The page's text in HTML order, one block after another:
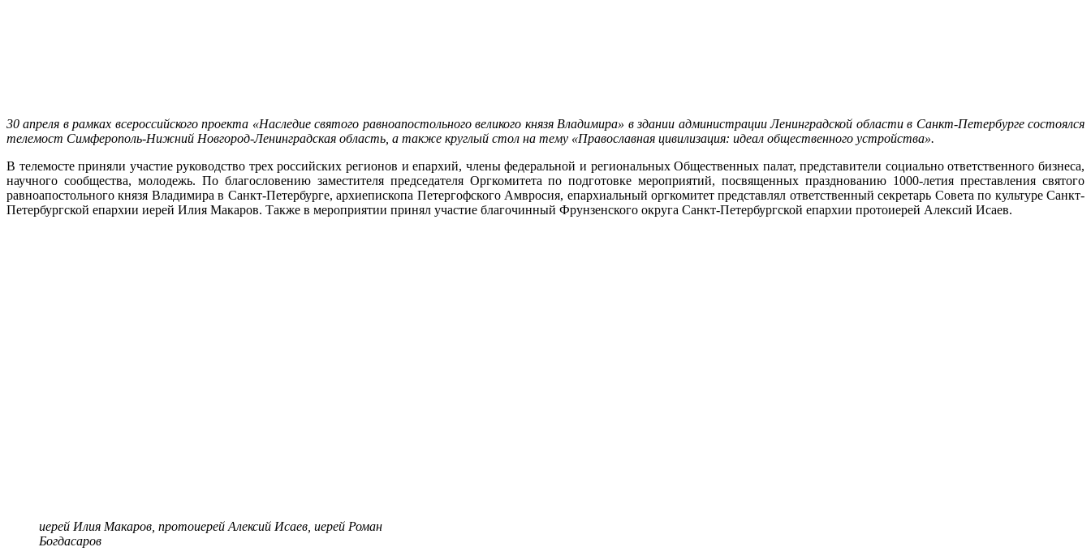
30 апреля в рамках всероссийского проекта «Наследие святого равноапостольного великого князя Владимира» в здании администрации Ленинградской области в Санкт-Петербурге состоялся
телемост Симферополь-Нижний Новгород-Ленинградская область, а также круглый стол на тему «Православная цивилизация: идеал общественного устройства».
В телемосте приняли участие руководство трех российских регионов и епархий, члены федеральной и региональных Общественных палат, представители социально ответственного бизнеса,
научного сообщества, молодежь. По благословению заместителя председателя Оргкомитета по подготовке мероприятий, посвященных празднованию 1000-летия преставления святого
равноапостольного князя Владимира в Санкт-Петербурге, архиепископа Петергофского Амвросия, епархиальный оргкомитет представлял ответственный секретарь Совета по культуре Санкт-
Петербургской епархии иерей Илия Макаров. Также в мероприятии принял участие благочинный Фрунзенского округа Санкт-Петербургской епархии протоиерей Алексий Исаев.
иерей Илия Макаров, протоиерей Алексий Исаев, иерей Роман
Богдасаров